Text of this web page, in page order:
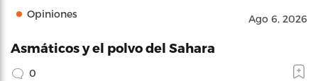
Opiniones Ago 6, 2026
Asmáticos y el polvo del Sahara
0